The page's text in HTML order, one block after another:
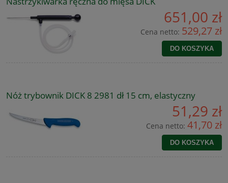
651,00 zł
Cena netto: 529,27 zł
DO KOSZYKA
Nóż trybownik DICK 8 2981 dł 15 cm, elastyczny
51,29 zł
Cena netto: 41,70 zł
DO KOSZYKA